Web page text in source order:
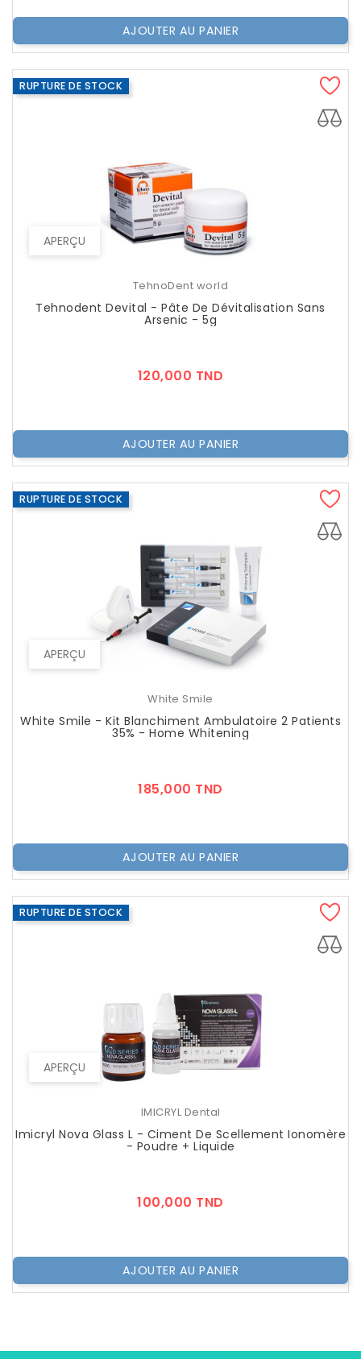
AJOUTER AU PANIER
APERÇU
RUPTURE DE STOCK
TehnoDent world
Tehnodent Devital - Pâte De Dévitalisation Sans
Arsenic - 5g
120,000 TND
AJOUTER AU PANIER
APERÇU
RUPTURE DE STOCK
White Smile
White Smile - Kit Blanchiment Ambulatoire 2 Patients
35% - Home Whitening
185,000 TND
AJOUTER AU PANIER
APERÇU
RUPTURE DE STOCK
IMICRYL Dental
Imicryl Nova Glass L - Ciment De Scellement Ionomère
- Poudre + Liquide
100,000 TND
AJOUTER AU PANIER